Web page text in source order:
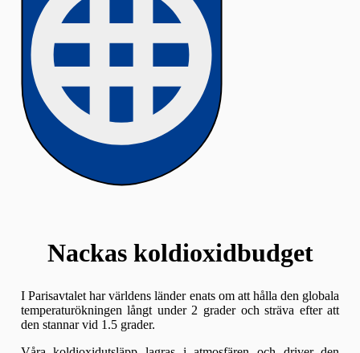
Nackas koldioxidbudget
I Parisavtalet har världens länder enats om att hålla den globala
temperaturökningen långt under 2 grader och sträva efter att
den stannar vid 1.5 grader.